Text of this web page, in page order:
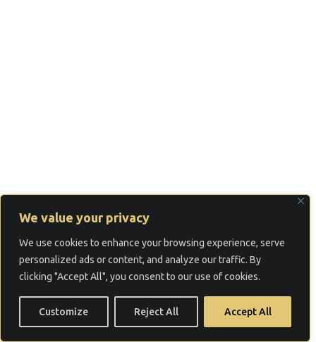
We value your privacy
We use cookies to enhance your browsing experience, serve
personalized ads or content, and analyze our traffic. By
clicking "Accept All", you consent to our use of cookies.
Customize Reject All Accept All